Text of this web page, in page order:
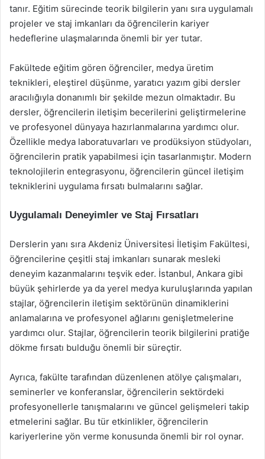
tanır. Eğitim sürecinde teorik bilgilerin yanı sıra uygulamalı
projeler ve staj imkanları da öğrencilerin kariyer
hedeflerine ulaşmalarında önemli bir yer tutar.
Fakültede eğitim gören öğrenciler, medya üretim
teknikleri, eleştirel düşünme, yaratıcı yazım gibi dersler
aracılığıyla donanımlı bir şekilde mezun olmaktadır. Bu
dersler, öğrencilerin iletişim becerilerini geliştirmelerine
ve profesyonel dünyaya hazırlanmalarına yardımcı olur.
Özellikle medya laboratuvarları ve prodüksiyon stüdyoları,
öğrencilerin pratik yapabilmesi için tasarlanmıştır. Modern
teknolojilerin entegrasyonu, öğrencilerin güncel iletişim
tekniklerini uygulama fırsatı bulmalarını sağlar.
Uygulamalı Deneyimler ve Staj Fırsatları
Derslerin yanı sıra Akdeniz Üniversitesi İletişim Fakültesi,
öğrencilerine çeşitli staj imkanları sunarak mesleki
deneyim kazanmalarını teşvik eder. İstanbul, Ankara gibi
büyük şehirlerde ya da yerel medya kuruluşlarında yapılan
stajlar, öğrencilerin iletişim sektörünün dinamiklerini
anlamalarına ve profesyonel ağlarını genişletmelerine
yardımcı olur. Stajlar, öğrencilerin teorik bilgilerini pratiğe
dökme fırsatı bulduğu önemli bir süreçtir.
Ayrıca, fakülte tarafından düzenlenen atölye çalışmaları,
seminerler ve konferanslar, öğrencilerin sektördeki
profesyonellerle tanışmalarını ve güncel gelişmeleri takip
etmelerini sağlar. Bu tür etkinlikler, öğrencilerin
kariyerlerine yön verme konusunda önemli bir rol oynar.